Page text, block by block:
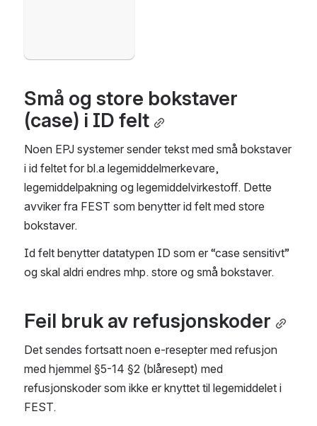
Små og store bokstaver
(case) i ID felt
Noen EPJ systemer sender tekst med små bokstaver
i id feltet for bl.a legemiddelmerkevare,
legemiddelpakning og legemiddelvirkestoff. Dette
avviker fra FEST som benytter id felt med store
bokstaver.
Id felt benytter datatypen ID som er “case sensitivt”
og skal aldri endres mhp. store og små bokstaver.
Feil bruk av refusjonskoder
Det sendes fortsatt noen e-resepter med refusjon
med hjemmel §5-14 §2 (blåresept) med
refusjonskoder som ikke er knyttet til legemiddelet i
FEST.